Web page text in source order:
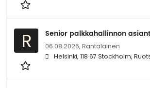
R Senior palkkahallinnon
06.08.2026, Rantalainen
Helsinki, 118 67 Stockholm,